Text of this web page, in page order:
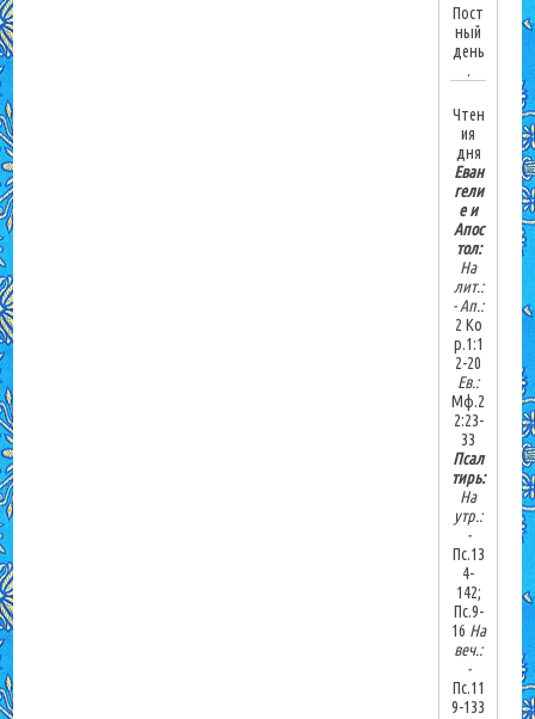
Пост
ный
день
.
Чтен
ия
дня
Еван
гели
е и
Апос
тол:
На
лит.:
-Ап.:
2 Ко
р.1:1
2-20
Ев.:
Мф.2
2:23-
33
Псал
тирь:
На
утр.:
-
Пс.13
4-
142;
Пс.9-
16 На
веч.:
-
Пс.11
9-133